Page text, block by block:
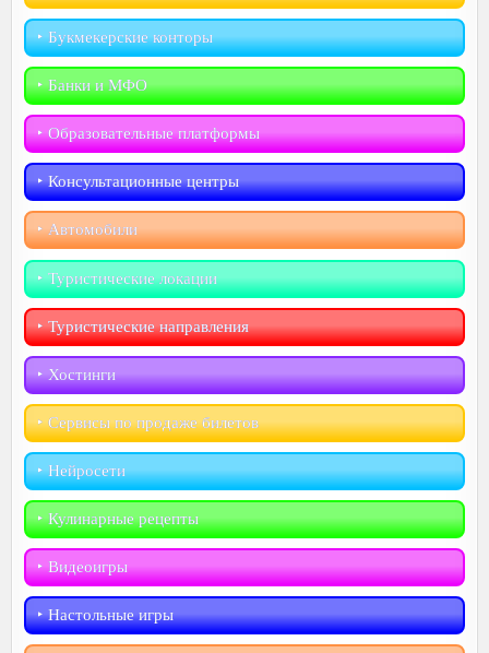
‣︎ Букмекерские конторы
‣︎ Банки и МФО
‣︎ Образовательные платформы
‣︎ Консультационные центры
‣︎ Автомобили
‣︎ Туристические локации
‣︎ Туристические направления
‣︎ Хостинги
‣︎ Сервисы по продаже билетов
‣︎ Нейросети
‣︎ Кулинарные рецепты
‣︎ Видеоигры
‣︎ Настольные игры